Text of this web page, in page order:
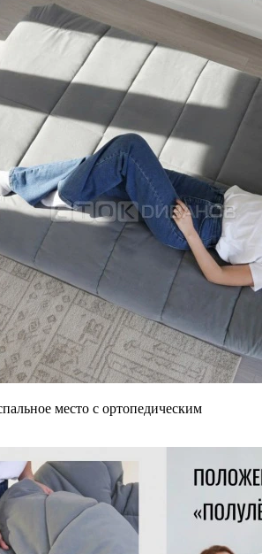
место с ортопедическим